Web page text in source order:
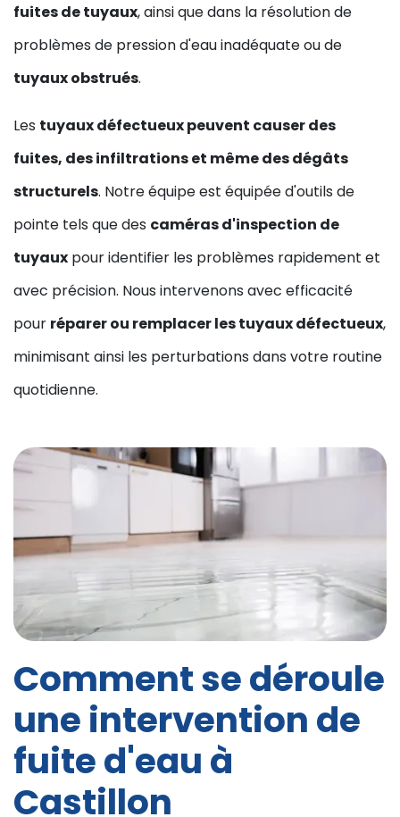
fuites de tuyaux, ainsi que dans la résolution de
problèmes de pression d'eau inadéquate ou de
tuyaux obstrués.
Les tuyaux défectueux peuvent causer des
fuites, des infiltrations et même des dégâts
structurels. Notre équipe est équipée d'outils de
pointe tels que des caméras d'inspection de
tuyaux pour identifier les problèmes rapidement et
avec précision. Nous intervenons avec efficacité
pour réparer ou remplacer les tuyaux défectueux,
minimisant ainsi les perturbations dans votre routine
quotidienne.
Comment se déroule
une intervention de
fuite d'eau à
Castillon